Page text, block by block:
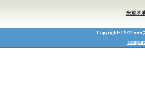
米軍基
Copyright© 2011 ●●●